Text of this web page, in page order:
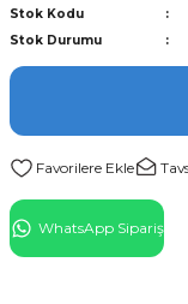
Stok Kodu
Stok Durumu
WhatsApp Sipariş